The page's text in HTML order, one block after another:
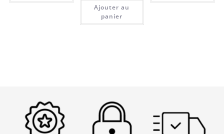
Ajouter au
panier